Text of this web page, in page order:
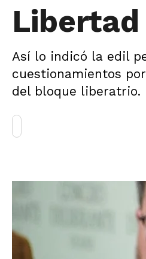
Libertad
Así lo indicó la edil
cuestionamientos
del bloque liberatrio.